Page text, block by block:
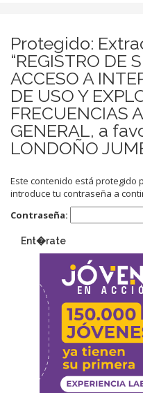
Protegido:
“REGISTRO DE
ACCESO A
DE USO Y
FRECUENCIAS
GENERAL, a
LONDOÑO
Este contenido está protegido
introduce tu contraseña a
Contraseña:
Ent�rate